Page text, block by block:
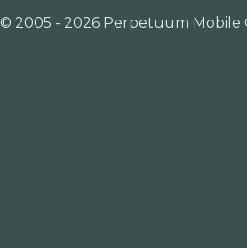
© 2005 - 2026 Perpetuum Mobile